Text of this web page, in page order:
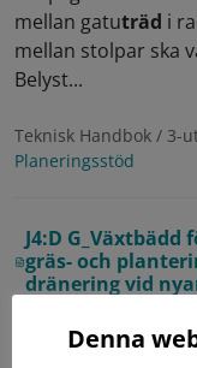
mellan gatuträd i
mellan stolpar ska
Belyst...
Teknisk Handbok / 3-
Planeringsstöd
J4:D G_Växtbädd
gräs- och
dränering vid
Aktuella
Denna